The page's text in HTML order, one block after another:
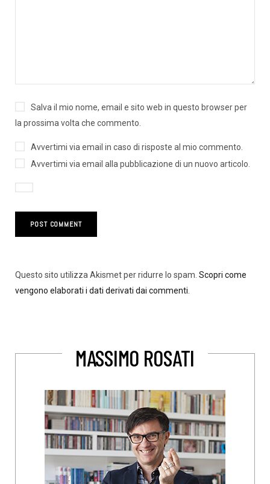
Salva il mio nome, email e sito web in questo browser per
la prossima volta che commento.
Avvertimi via email in caso di risposte al mio commento.
Avvertimi via email alla pubblicazione di un nuovo articolo.
Questo sito utilizza Akismet per ridurre lo spam. Scopri come
vengono elaborati i dati derivati dai commenti
MASSIMO ROSATI